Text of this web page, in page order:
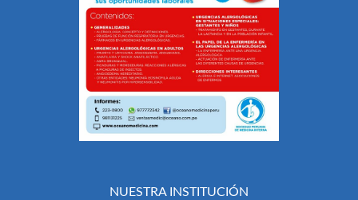
NUESTRA INSTITUCIÓN